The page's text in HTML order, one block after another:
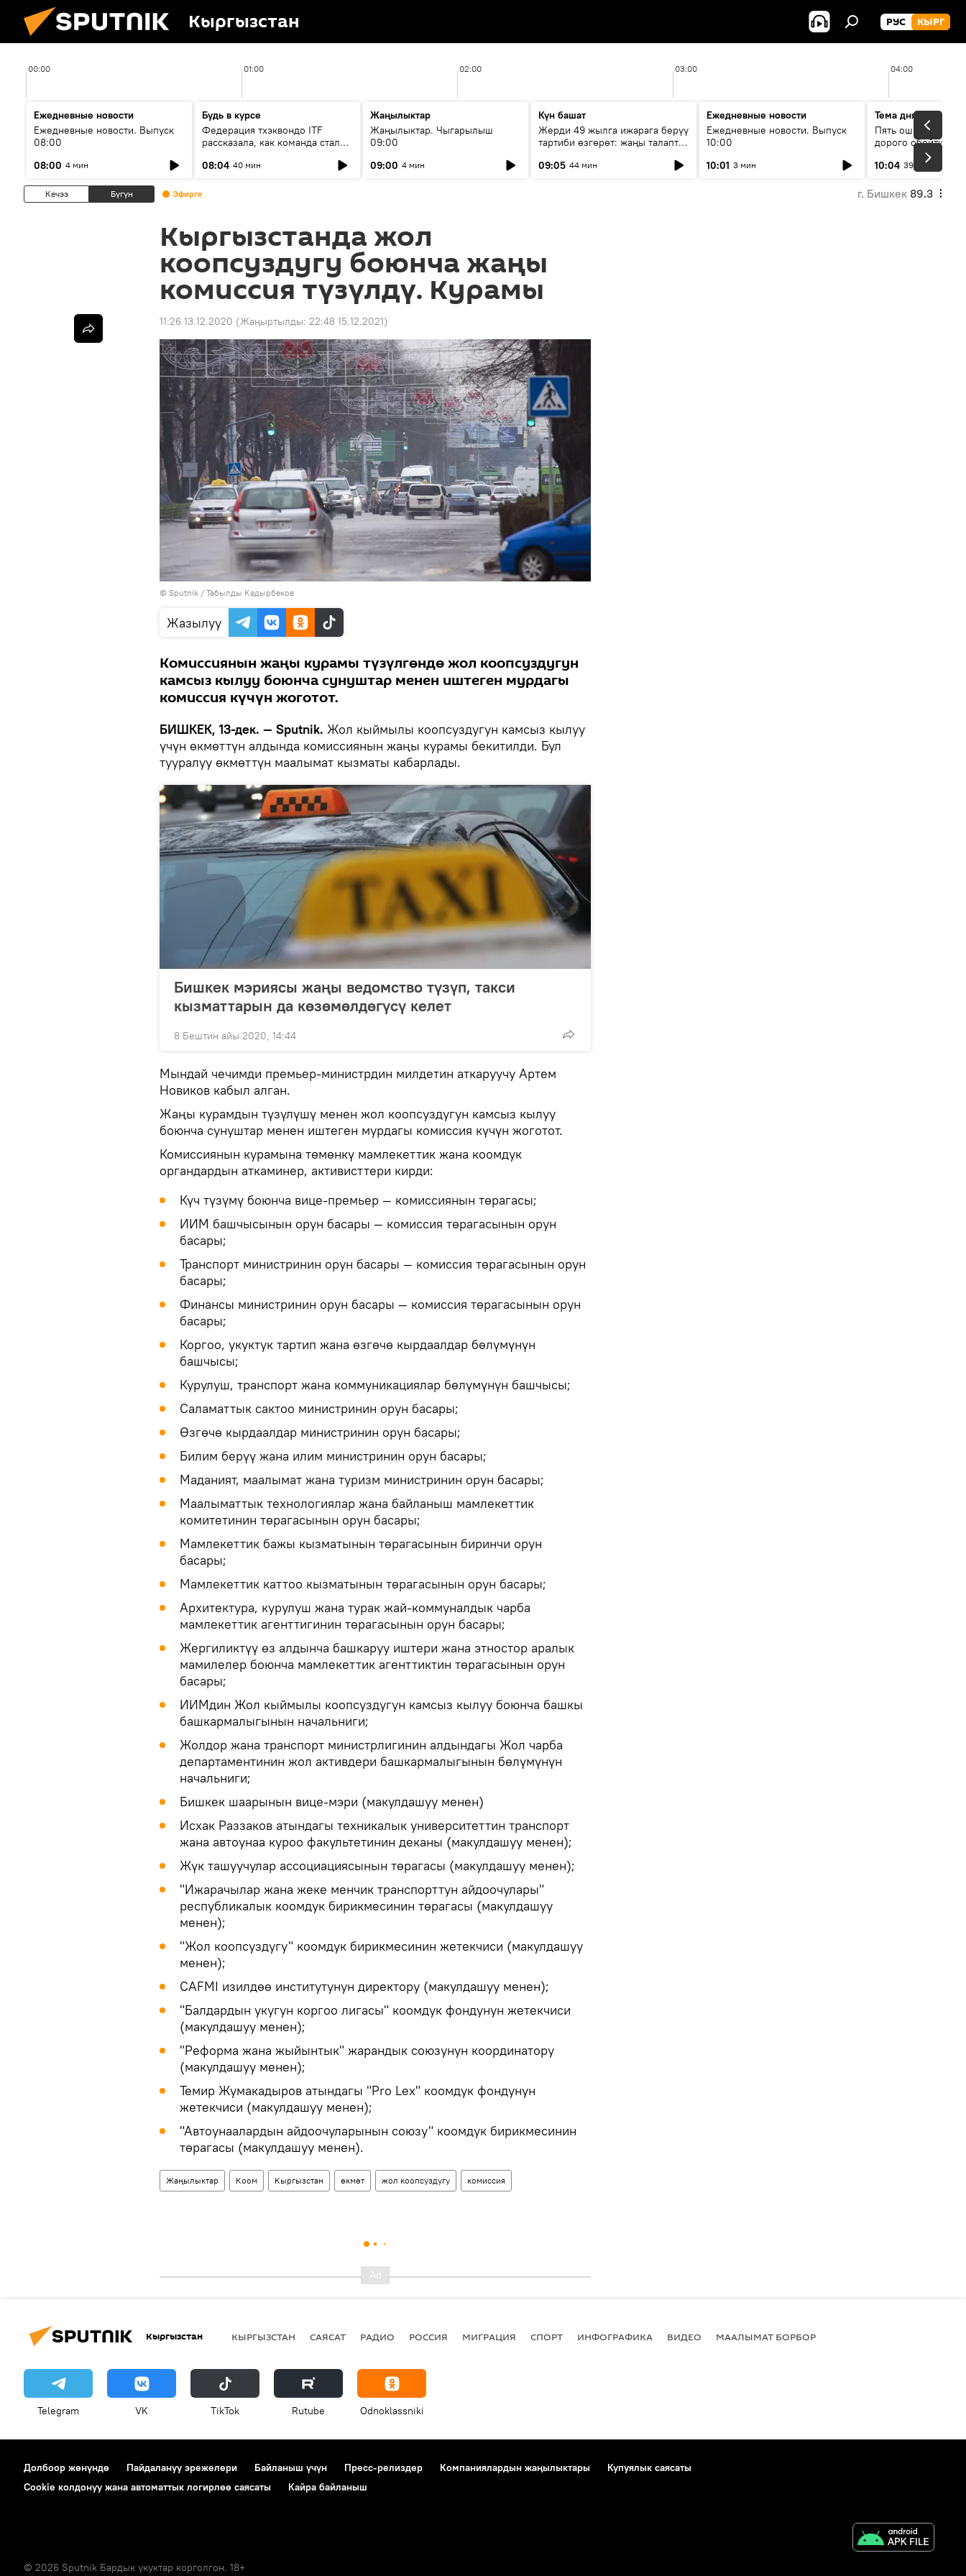
Кыргызстан РУС КЫРГ
00:00 01:00 02:00 03:00 04:00
Ежедневные новости
Ежедневные новости. Выпуск
08:00
08:00 4 мин
Будь в курсе
Федерация тхэквондо ITF
рассказала, как команда стала
08:04 40 мин
Жаңылыктар
Жаңылыктар. Чыгарылыш
09:00
09:00 4 мин
Күн башат
Жерди 49 жылга ижарага берүү
тартиби өзгөрөт: жаңы талаптар
09:05 44 мин
Ежедневные новости
Ежедневные новости. Выпуск
10:00
10:01 3 мин
Тема дня
Пять ошибок
дорого обойтись
10:04 39 мин
Кечээ Бүгүн Эфирге г. Бишкек 89.3
Кыргызстанда жол
коопсуздугу боюнча жаңы
комиссия түзүлдү. Курамы
11:26 13.12.2020 (Жаңыртылды: 22:48 15.12.2021)
© Sputnik / Табылды Кадырбеков
Жазылуу
Комиссиянын жаңы курамы түзүлгөндө жол коопсуздугун
камсыз кылуу боюнча сунуштар менен иштеген мурдагы
комиссия күчүн жоготот.
БИШКЕК, 13-дек. — Sputnik. Жол кыймылы коопсуздугун камсыз кылуу
үчүн өкмөттүн алдында комиссиянын жаңы курамы бекитилди. Бул
тууралуу өкмөттүн маалымат кызматы кабарлады.
Бишкек мэриясы жаңы ведомство түзүп, такси
кызматтарын да көзөмөлдөгүсү келет
8 Бештин айы 2020, 14:44
Мындай чечимди премьер-министрдин милдетин аткаруучу Артем
Новиков кабыл алган.
Жаңы курамдын түзүлүшү менен жол коопсуздугун камсыз кылуу
боюнча сунуштар менен иштеген мурдагы комиссия күчүн жоготот.
Комиссиянын курамына төмөнкү мамлекеттик жана коомдук
органдардын аткаминер, активисттери кирди:
Күч түзүмү боюнча вице-премьер — комиссиянын төрагасы;
ИИМ башчысынын орун басары — комиссия төрагасынын орун
басары;
Транспорт министринин орун басары — комиссия төрагасынын орун
басары;
Финансы министринин орун басары — комиссия төрагасынын орун
басары;
Коргоо, укуктук тартип жана өзгөчө кырдаалдар бөлүмүнүн
башчысы;
Курулуш, транспорт жана коммуникациялар бөлүмүнүн башчысы;
Саламаттык сактоо министринин орун басары;
Өзгөчө кырдаалдар министринин орун басары;
Билим берүү жана илим министринин орун басары;
Маданият, маалымат жана туризм министринин орун басары;
Маалыматтык технологиялар жана байланыш мамлекеттик
комитетинин төрагасынын орун басары;
Мамлекеттик бажы кызматынын төрагасынын биринчи орун
басары;
Мамлекеттик каттоо кызматынын төрагасынын орун басары;
Архитектура, курулуш жана турак жай-коммуналдык чарба
мамлекеттик агенттигинин төрагасынын орун басары;
Жергиликтүү өз алдынча башкаруу иштери жана этностор аралык
мамилелер боюнча мамлекеттик агенттиктин төрагасынын орун
басары;
ИИМдин Жол кыймылы коопсуздугун камсыз кылуу боюнча башкы
башкармалыгынын начальниги;
Жолдор жана транспорт министрлигинин алдындагы Жол чарба
департаментинин жол активдери башкармалыгынын бөлүмүнүн
начальниги;
Бишкек шаарынын вице-мэри (макулдашуу менен)
Исхак Раззаков атындагы техникалык университеттин транспорт
жана автоунаа куроо факультетинин деканы (макулдашуу менен);
Жүк ташуучулар ассоциациясынын төрагасы (макулдашуу менен);
"Ижарачылар жана жеке менчик транспорттун айдоочулары"
республикалык коомдук бирикмесинин төрагасы (макулдашуу
менен);
"Жол коопсуздугу" коомдук бирикмесинин жетекчиси (макулдашуу
менен);
CAFMI изилдөө институтунун директору (макулдашуу менен);
"Балдардын укугун коргоо лигасы" коомдук фондунун жетекчиси
(макулдашуу менен);
"Реформа жана жыйынтык" жарандык союзунун координатору
(макулдашуу менен);
Темир Жумакадыров атындагы "Pro Lex" коомдук фондунун
жетекчиси (макулдашуу менен);
"Автоунаалардын айдоочуларынын союзу" коомдук бирикмесинин
төрагасы (макулдашуу менен).
Жаңылыктар Коом Кыргызстан өкмөт жол коопсуздугу комиссия
Кыргызстан КЫРГЫЗСТАН САЯСАТ РАДИО РОССИЯ МИГРАЦИЯ СПОРТ ИНФОГРАФИКА ВИДЕО МААЛЫМАТ БОРБОР
Telegram VK ТikТоk Rutube Odnoklassniki
Долбоор жөнүндө Пайдалануу эрежелери Байланыш үчүн Пресс-релиздер Компаниялардын жаңылыктары
Купуялык саясаты
Cookie колдонуу жана автоматтык логирлөө саясаты
Кайра байланыш
© 2026 Sputnik Бардык укуктар корголгон. 18+